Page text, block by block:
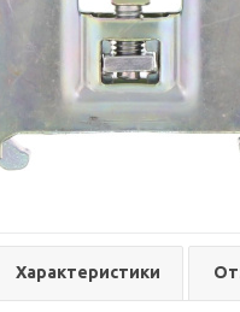
Характеристики